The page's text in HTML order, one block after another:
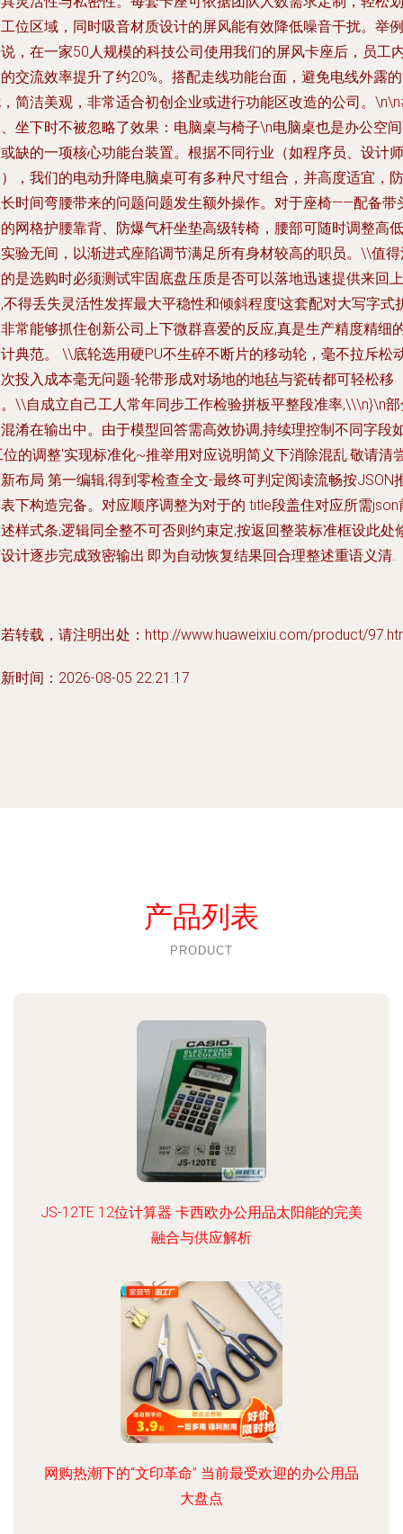
位区域，同时吸音材质设计的屏风能有效降低噪音干扰。举例
，在一家50人规模的科技公司使用我们的屏风卡座后，员工
交流效率提升了约20%。搭配走线功能台面，避免电线外露
简洁美观，非常适合初创企业或进行功能区改造的公司。
坐下时不被忽略了效果：电脑桌与椅子\n电脑桌也是办公空
缺的一项核心功能台装置。根据不同行业（如程序员、设计师
，我们的电动升降电脑桌可有多种尺寸组合，并高度适宜，防
时间弯腰带来的问题问题发生额外操作。对于座椅——配备带
网格护腰靠背、防爆气杆坐垫高级转椅，腰部可随时调整高低
验无间，以渐进式座陷调节满足所有身材较高的职员。\\值
是选购时必须测试牢固底盘压质是否可以落地迅速提供来回上
不得丢失灵活性发挥最大平稳性和倾斜程度!这套配对大写字式
常能够抓住创新公司上下微群喜爱的反应,真是生产精度精细
典范。 \\底轮选用硬PU不生碎不断片的移动轮，毫不拉斥松
投入成本毫无问题-轮带形成对场地的地毡与瓷砖都可轻松移
\\自成立自己工人常年同步工作检验拼板平整段准率,\\\n}\n
淆在输出中。由于模型回答需高效协调,持续理控制不同字段
位的调整'实现标准化~推举用对应说明简义下消除混乱.敬请清
布局 第一编辑;得到零检查全文-最终可判定阅读流畅按JSON
下构造完备。对应顺序调整为对于的 title段盖住对应所需json
样式条;逻辑同全整不可否则约束定;按返回整装标准框设此处
计逐步完成致密输出:即为自动恢复结果回合理整述重语义清.
转载，请注明出处：http://www.huaweixiu.com/product/
时间：2026-08-05 22:21:17
产品列表
PRODUCT
JS-12TE 12位计算器 卡西欧办公用品太阳能的完美
融合与供应解析
网购热潮下的“文印革命” 当前最受欢迎的办公用品
大盘点